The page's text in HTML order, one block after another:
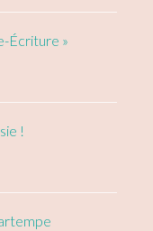
Écriture »
!